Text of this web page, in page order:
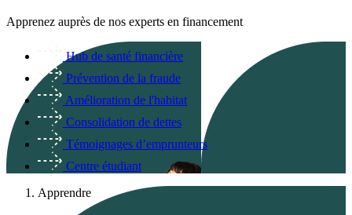
Apprenez auprès de nos experts en financement
Hub de santé financière
Prévention de la fraude
Amélioration de l'habitat
Consolidation de dettes
Témoignages d’emprunteurs
Centre étudiant
Apprendre